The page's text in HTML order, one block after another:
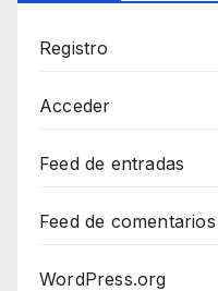
Registro
Acceder
Feed de entradas
Feed de comentarios
WordPress.org